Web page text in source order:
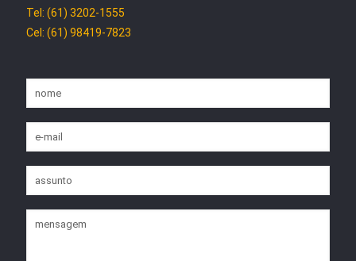
Tel: (61) 3202-1555
Cel: (61) 98419-7823